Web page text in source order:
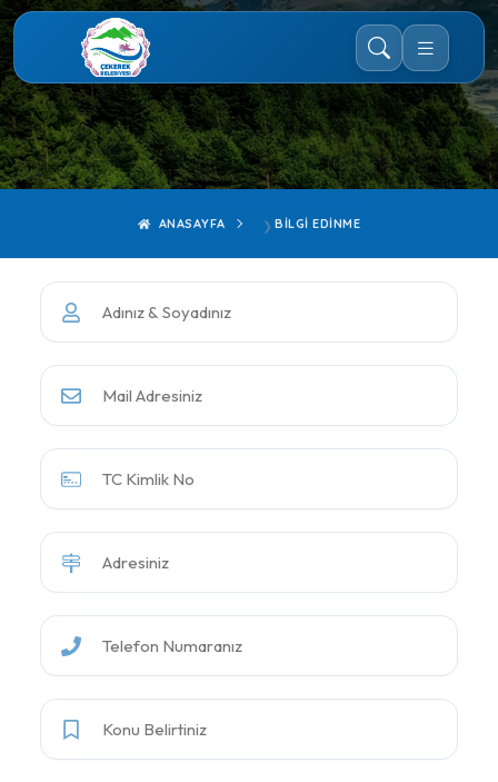
ANASAYFA BILGI EDINME